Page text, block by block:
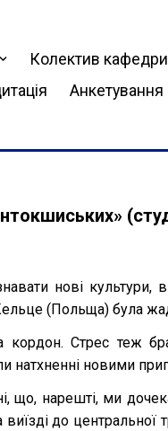
Колектив кафедри
Анкетування
нові культури,
(Польща) була
Стрес теж
натхненні новими
що, нарешті, ми
до